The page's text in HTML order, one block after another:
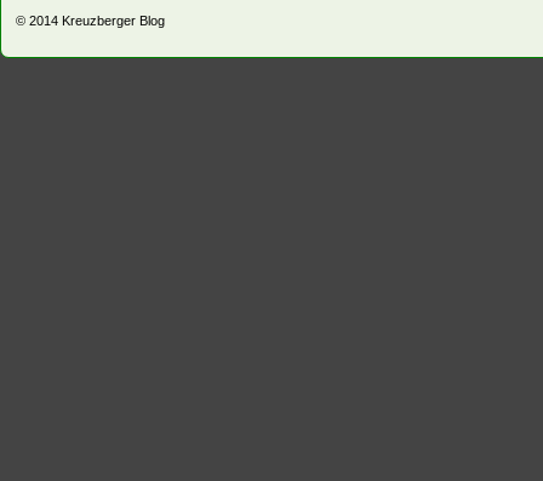
© 2014 Kreuzberger Blog